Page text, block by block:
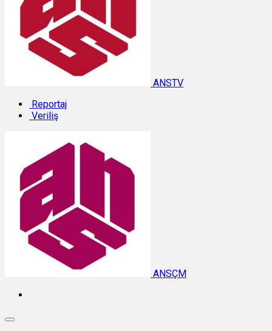
ANSTV
Reportaj
Veriliş
ANSÇM